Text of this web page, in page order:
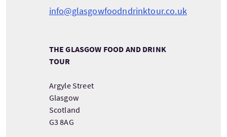
info@glasgowfoodndrinktour.co.uk
THE GLASGOW FOOD AND DRINK
TOUR
Argyle Street
Glasgow
Scotland
G3 8AG